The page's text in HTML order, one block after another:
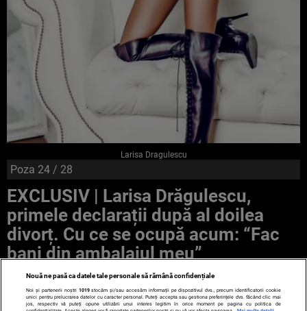
Larisa Dragulescu
Poza 24 / 28
EXCLUSIV | Larisa Drăgulescu,
primele declarații după al doilea
divorț. Cu ce se ocupă acum: “Fac
bani din ambalajul meu”
Nouă ne pasă ca datele tale personale să rămână confidențiale
Noi și partenerii noștri 1019stocăm și/sau accesăm informații pe dispozitivul dvs., precum identificatorii cookie
unici pentru prelucrarea datelor cu caracter personal. Puteți accepta sau gestiona preferințele dvs. făcând clic mai
jos, respectiv vă puteți opune utilizării unui interes legitim în orice moment pe pagina cu politica de